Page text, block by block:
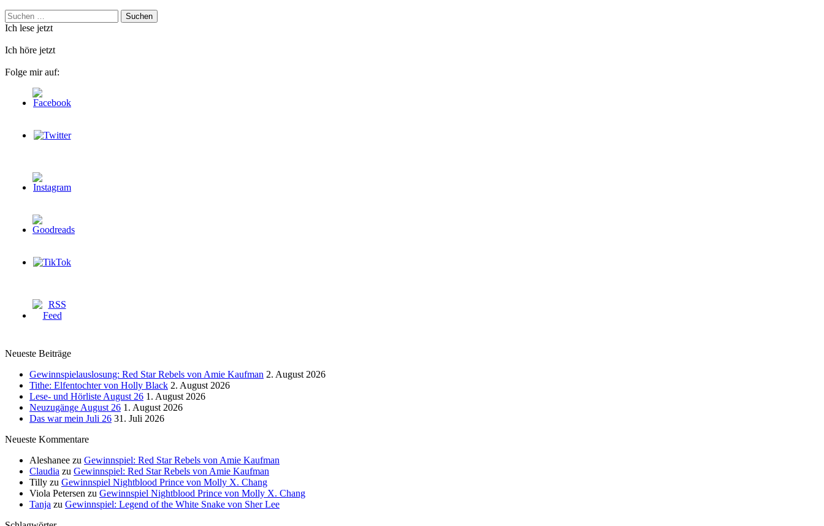
Suchen
nach:
Ich lese jetzt
Ich höre jetzt
Folge mir auf:
Neueste Beiträge
Gewinnspielauslosung: Red Star Rebels von Amie Kaufman 2. August 2026
Tithe: Elfentochter von Holly Black 2. August 2026
Lese- und Hörliste August 26 1. August 2026
Neuzugänge August 26 1. August 2026
Das war mein Juli 26 31. Juli 2026
Neueste Kommentare
Aleshanee zu Gewinnspiel: Red Star Rebels von Amie Kaufman
Claudia zu Gewinnspiel: Red Star Rebels von Amie Kaufman
Tilly zu Gewinnspiel Nightblood Prince von Molly X. Chang
Viola Petersen zu Gewinnspiel Nightblood Prince von Molly X. Chang
Tanja zu Gewinnspiel: Legend of the White Snake von Sher Lee